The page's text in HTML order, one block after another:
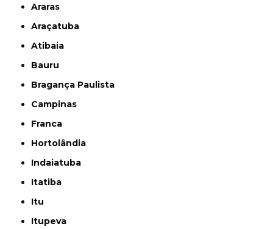
Araras
Araçatuba
Atibaia
Bauru
Bragança Paulista
Campinas
Franca
Hortolândia
Indaiatuba
Itatiba
Itu
Itupeva